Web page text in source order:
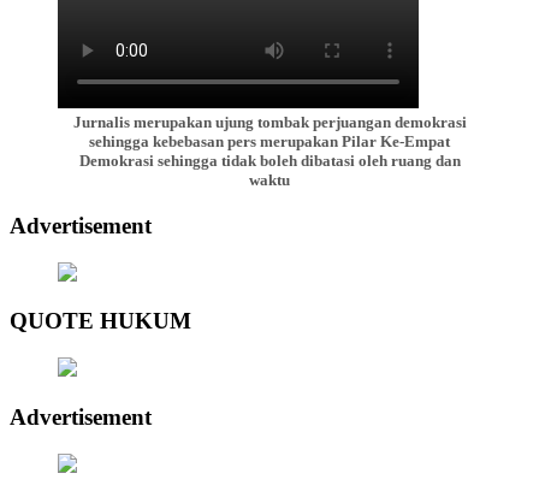
Jurnalis merupakan ujung tombak perjuangan demokrasi
sehingga kebebasan pers merupakan Pilar Ke-Empat
Demokrasi sehingga tidak boleh dibatasi oleh ruang dan
waktu
Advertisement
QUOTE HUKUM
Advertisement